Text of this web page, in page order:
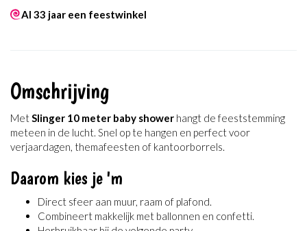
Al 33 jaar een feestwinkel
Omschrijving
Met Slinger 10 meter baby shower hangt de feeststemming
meteen in de lucht. Snel op te hangen en perfect voor
verjaardagen, themafeesten of kantoorborrels.
Daarom kies je 'm
Direct sfeer aan muur, raam of plafond.
Combineert makkelijk met ballonnen en confetti.